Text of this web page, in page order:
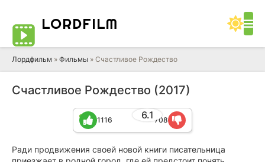
LORDFILM
Лордфильм » Фильмы » Счастливое Рождество
Счастливое Рождество (2017)
6.1
1116 708
Ради продвижения своей новой книги писательница